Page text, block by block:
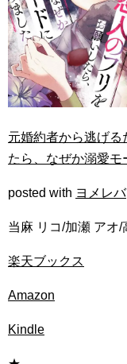
元婚約者から逃げる
たら、なぜか溺愛モ
posted with ヨメレバ
当麻 リコ/加瀬 アオ
楽天ブックス
Amazon
Kindle